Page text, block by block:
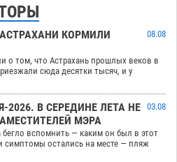
КОРМИЛИ
08.08
о том, что Астрахань прошлых веков в
сюда десятки тысяч, и у
В СЕРЕДИНЕ ЛЕТА НЕ
МЭРА
03.08
вспомнить — каким он был в этот
симптомы остались на месте — пляж